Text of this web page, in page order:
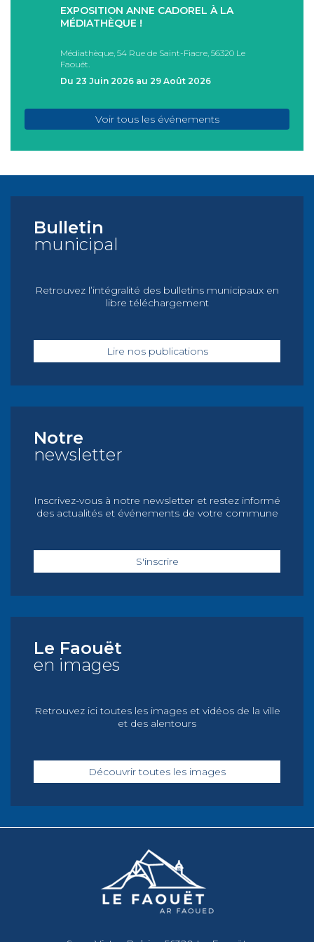
EXPOSITION ANNE CADOREL À LA
MÉDIATHÈQUE !
Médiathèque, 54 Rue de Saint-Fiacre, 56320 Le
Faouët.
Du 23 Juin 2026 au 29 Août 2026
Voir tous les événements
Bulletin
municipal
Retrouvez l’intégralité des bulletins municipaux en
libre téléchargement
Lire nos publications
Notre
newsletter
Inscrivez-vous à notre newsletter et restez informé
des actualités et événements de votre commune
S'inscrire
Le Faouët
en images
Retrouvez ici toutes les images et vidéos de la ville
et des alentours
Découvrir toutes les images